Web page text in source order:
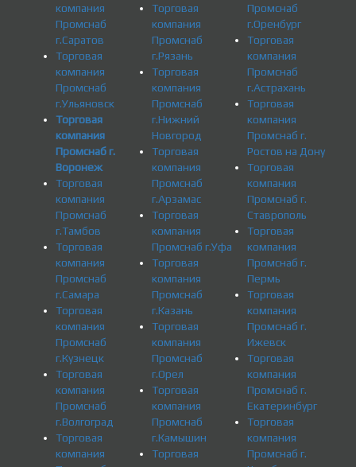
компания
Промснаб
г.Саратов
Торговая
компания
Промснаб
г.Ульяновск
Торговая
компания
Промснаб г.
Воронеж
Торговая
компания
Промснаб
г.Тамбов
Торговая
компания
Промснаб
г.Самара
Торговая
компания
Промснаб
г.Кузнецк
Торговая
компания
Промснаб
г.Волгоград
Торговая
компания
Торговая
компания
Промснаб
г.Рязань
Торговая
компания
Промснаб
г.Нижний
Новгород
Торговая
компания
Промснаб
г.Арзамас
Торговая
компания
Промснаб г.Уфа
Торговая
компания
Промснаб
г.Казань
Торговая
компания
Промснаб
г.Орел
Торговая
компания
Промснаб
г.Камышин
Торговая
Промснаб
г.Оренбург
Торговая
компания
Промснаб
г.Астрахань
Торговая
компания
Промснаб г.
Ростов на Дону
Торговая
компания
Промснаб г.
Ставрополь
Торговая
компания
Промснаб г.
Пермь
Торговая
компания
Промснаб г.
Ижевск
Торговая
компания
Промснаб г.
Екатеринбург
Торговая
компания
Промснаб г.